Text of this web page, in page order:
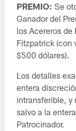
PREMIO: Se
Ganador del
los Acereros
Fitzpatrick (con
$500 dólares).
Los detalles
entera
intransferible, y
salvo a la
Patrocinador.